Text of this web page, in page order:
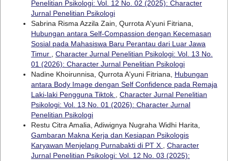
Penelitian Psikologi: Vol. 12 No. 02 (2025): Character
Jurnal Penelitian Psikologi
Sabrina Risma Azzila Zain, Qurrota A'yuni Fitriana,
Hubungan antara Self-Compassion dengan Kecemasan
Sosial pada Mahasiswa Baru Perantau dari Luar Jawa
Timur , Character Jurnal Penelitian Psikologi: Vol. 13 No.
01 (2026): Character Jurnal Penelitian Psikologi
Nadine Khoirunnisa, Qurrota A'yuni Fitriana, Hubungan
antara Body Image dengan Self Confidence pada Remaja
Laki-laki Pengguna Tiktok , Character Jurnal Penelitian
Psikologi: Vol. 13 No. 01 (2026): Character Jurnal
Penelitian Psikologi
Restu Citra Amalia, Adiwignya Nugraha Widhi Harita,
Gambaran Makna Kerja dan Kesiapan Psikologis
Karyawan Menjelang Purnabakti di PT X , Character
Jurnal Penelitian Psikologi: Vol. 12 No. 03 (2025):